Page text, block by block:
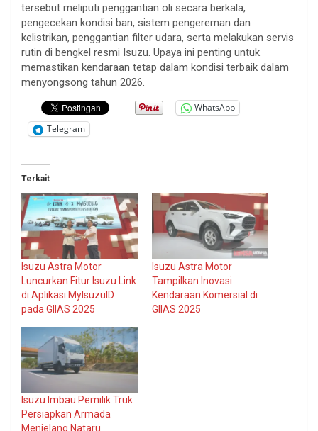
tersebut meliputi penggantian oli secara berkala,
pengecekan kondisi ban, sistem pengereman dan
kelistrikan, penggantian filter udara, serta melakukan servis
rutin di bengkel resmi Isuzu. Upaya ini penting untuk
memastikan kendaraan tetap dalam kondisi terbaik dalam
menyongsong tahun 2026.
WhatsApp
Telegram
Terkait
Isuzu Astra Motor
Luncurkan Fitur Isuzu Link
di Aplikasi MyIsuzuID
pada GIIAS 2025
Isuzu Astra Motor
Tampilkan Inovasi
Kendaraan Komersial di
GIIAS 2025
Isuzu Imbau Pemilik Truk
Persiapkan Armada
Menjelang Nataru